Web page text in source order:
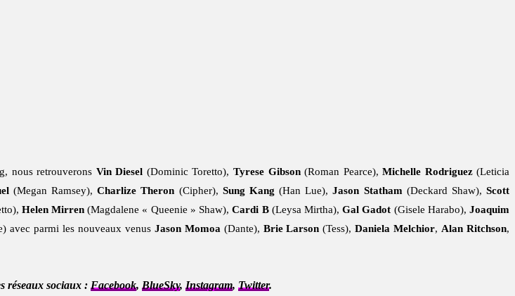
nous retrouverons Vin Diesel (Dominic Toretto), Tyrese Gibson(Roman Pearce),Michelle Rodriguez(Leticia
(Megan Ramsey),Charlize Theron (Cipher), Sung Kang (Han Lue),Jason Statham (Deckard Shaw),Scott
Helen Mirren (Magdalene « Queenie » Shaw),Cardi B(Leysa Mirtha),Gal Gadot (Gisele Harabo),Joaquim
avec parmi les nouveaux venus Jason Momoa (Dante), Brie Larson (Tess),Daniela Melchior, Alan Ritchson,
réseaux sociaux : Facebook, BlueSky, Instagram, Twitter.